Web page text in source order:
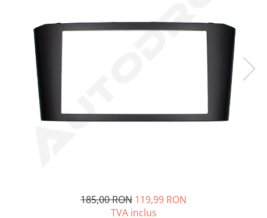
Peugeot
Hyundai
185,00 RON 119,99 RON
TVA inclus